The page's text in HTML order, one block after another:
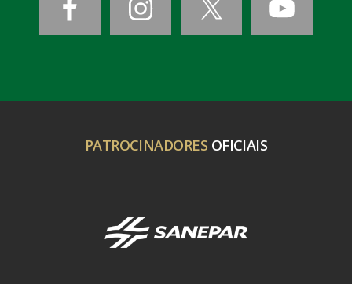
PATROCINADORES OFICIAIS